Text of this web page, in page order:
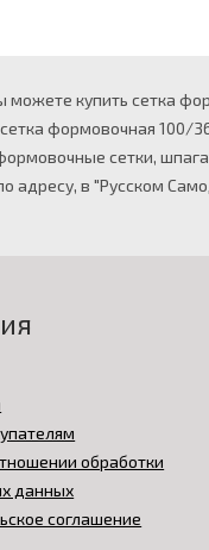
купить сетка
формовочная 100/
сетки,
адресу, в "Русском
обработки
данных
соглашение